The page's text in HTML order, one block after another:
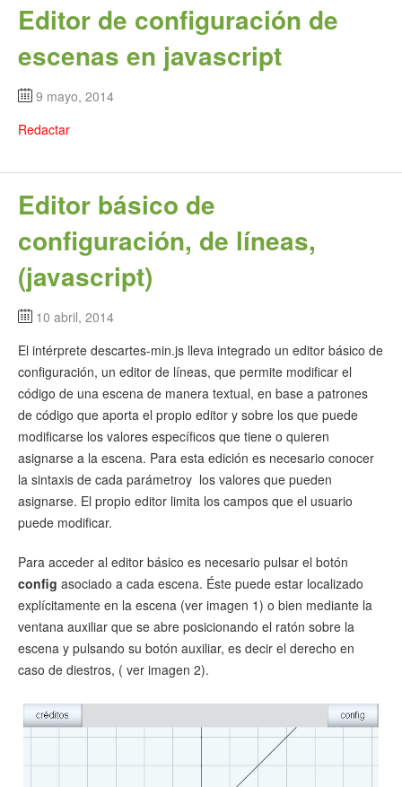
Editor de configuración de
escenas en javascript
9 mayo, 2014
Redactar
Editor básico de
configuración, de líneas,
(javascript)
10 abril, 2014
El intérprete descartes-min.js lleva integrado un editor básico de
configuración, un editor de líneas, que permite modificar el
código de una escena de manera textual, en base a patrones
de código que aporta el propio editor y sobre los que puede
modificarse los valores específicos que tiene o quieren
asignarse a la escena. Para esta edición es necesario conocer
la sintaxis de cada parámetroy los valores que pueden
asignarse. El propio editor limita los campos que el usuario
puede modificar.
Para acceder al editor básico es necesario pulsar el botón
config asociado a cada escena. Éste puede estar localizado
explícitamente en la escena (ver imagen 1) o bien mediante la
ventana auxiliar que se abre posicionando el ratón sobre la
escena y pulsando su botón auxiliar, es decir el derecho en
caso de diestros, ( ver imagen 2).